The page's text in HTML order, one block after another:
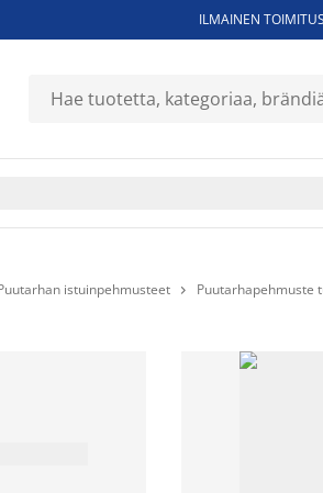
ILMAINEN
istuinpehmusteet  Puutarhapehmuste